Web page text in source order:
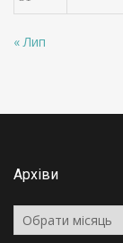
« Лип
Архіви
Архіви